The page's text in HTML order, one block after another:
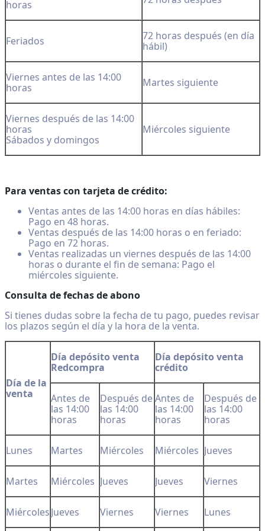
horas
Feriados
72 horas después (en día
hábil)
Viernes antes de las 14:00
horas
Martes siguiente
Viernes después de las 14:00
horas
Sábados y domingos
Miércoles siguiente
Para ventas con tarjeta de crédito:
Ventas antes de las 14:00 horas en días hábiles:
Pago en 48 horas.
Ventas después de las 14:00 horas o en feriado:
Pago en 72 horas.
Ventas realizadas un viernes después de las 14:00
horas o durante el fin de semana: Pago el
miércoles siguiente.
Consulta de fechas de abono
Si tienes dudas sobre la fecha de tu pago, puedes revisar
los plazos según el día y la hora de la venta.
Día de la
venta
Día depósito venta
Redcompra
Día depósito venta
crédito
Antes de
las 14:00
horas
Después de
las 14:00
horas
Antes de
las 14:00
horas
Después de
las 14:00
horas
Lunes Martes Miércoles Miércoles Jueves
Martes Miércoles Jueves Jueves Viernes
MiércolesJueves Viernes Viernes Lunes